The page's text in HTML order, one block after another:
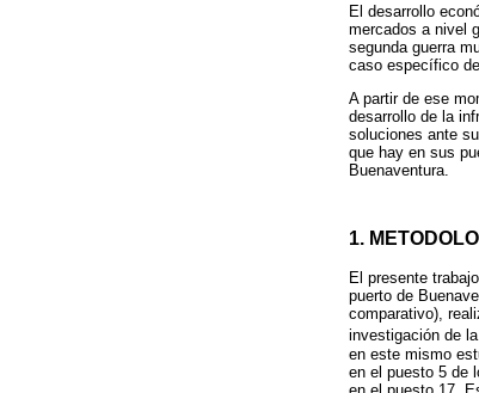
El desarrollo
mercados a nivel
segunda guerra
caso específico
A partir de ese
desarrollo de la
soluciones ante
que hay en sus
Buenaventura.
1.
El presente
puerto de
comparativo),
investigación de
en este mismo
en el puesto 5 de